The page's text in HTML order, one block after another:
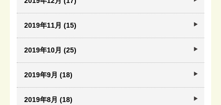
2019年11月 (15)
2019年10月 (25)
2019年9月 (18)
2019年8月 (18)